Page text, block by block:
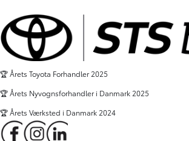
🏆 Årets Toyota Forhandler 2025
🏆 Årets Nyvognsforhandler i Danmark 2025
🏆 Årets Værksted i Danmark 2024